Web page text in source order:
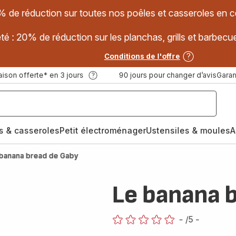
de réduction sur toutes nos poêles et casseroles en
: 20% de réduction sur les planchas, grills et
Conditions de l'offre
offerte* en 3 jours 90 jours pour changer d’avis
& casserolesPetit électroménagerUstensiles & moules
bread de Gaby
Le banana
- /5 -